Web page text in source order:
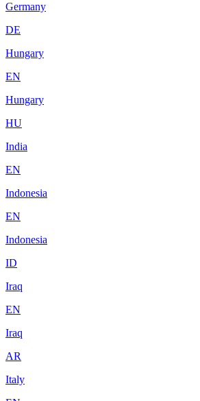
Germany
DE
Hungary
EN
Hungary
HU
India
EN
Indonesia
EN
Indonesia
ID
Iraq
EN
Iraq
AR
Italy